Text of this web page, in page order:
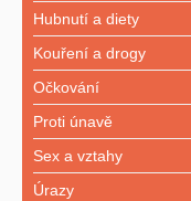
Hubnutí a diety
Kouření a drogy
Očkování
Proti únavě
Sex a vztahy
Úrazy